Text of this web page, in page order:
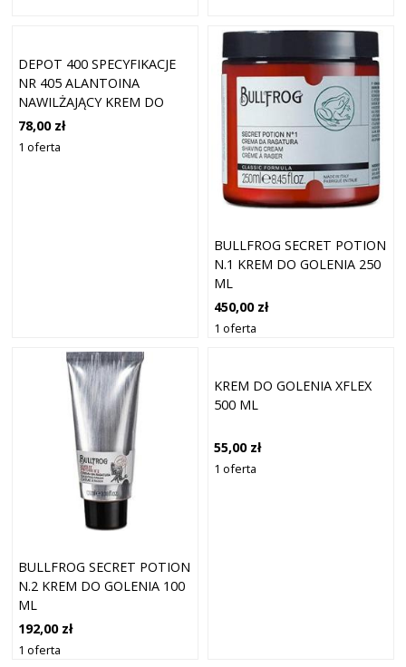
DEPOT 400 SPECYFIKACJE
NR 405 ALANTOINA
NAWILŻAJĄCY KREM DO
GOLENIA 125 ML
78,00 zł
1 oferta
BULLFROG SECRET POTION
N.1 KREM DO GOLENIA 250
ML
450,00 zł
1 oferta
BULLFROG SECRET POTION
N.2 KREM DO GOLENIA 100
ML
192,00 zł
1 oferta
KREM DO GOLENIA XFLEX
500 ML
55,00 zł
1 oferta